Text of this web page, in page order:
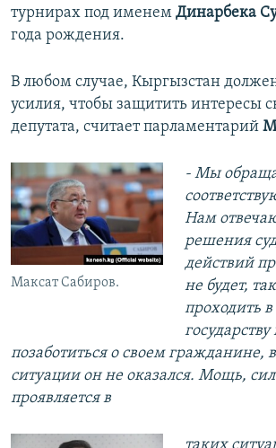
турнирах под именем Динарбека
года рождения.
В любом случае, Кыргызстан
усилия, чтобы защитить интересы
депутата, считает парламентарий
Максат Сабиров.
- Мы
Нам
решения
действий
не будет,
проходить
позаботиться о своем гражданине,
ситуации он не оказался. Мощь,
проявляется в